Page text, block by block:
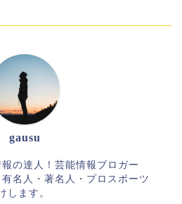
gausu
の達人！芸能情報ブロガー
名人・著名人・プロスポーツ
します。